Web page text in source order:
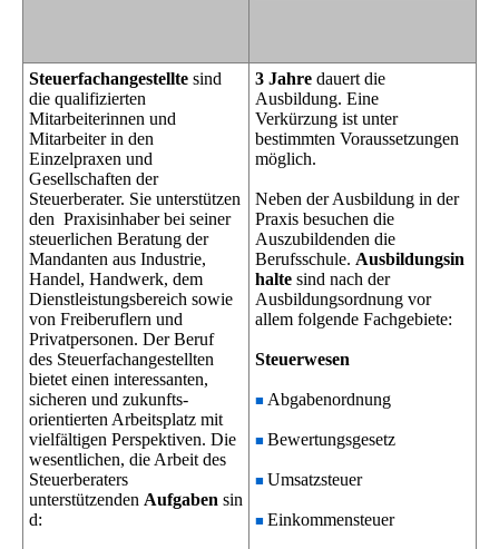
Steuerfachangestellte sind
die qualifizierten
Mitarbeiterinnen und
Mitarbeiter in den
Einzelpraxen und
Gesellschaften der
Steuerberater. Sie unterstützen
den Praxisinhaber bei seiner
steuerlichen Beratung der
Mandanten aus Industrie,
Handel, Handwerk, dem
Dienstleistungsbereich sowie
von Freiberuflern und
Privatpersonen. Der Beruf
des Steuerfachangestellten
bietet einen interessanten,
sicheren und zukunfts-
orientierten Arbeitsplatz mit
vielfältigen Perspektiven. Die
wesentlichen, die Arbeit des
Steuerberaters
unterstützenden Aufgaben sin
d:
3 Jahre dauert die
Ausbildung. Eine
Verkürzung ist unter
bestimmten Voraussetzungen
möglich.
Neben der Ausbildung in der
Praxis besuchen die
Auszubildenden die
Berufsschule. Ausbildungsin
halte sind nach der
Ausbildungsordnung vor
allem folgende Fachgebiete:
Steuerwesen
■ Abgabenordnung
■ Bewertungsgesetz
■ Umsatzsteuer
■ Einkommensteuer